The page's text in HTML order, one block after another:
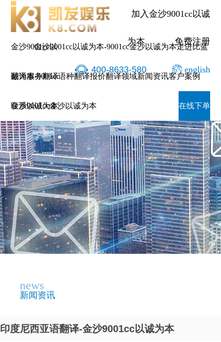
加入金沙9001cc以诚
为本 免费注册
400-8633-580 english
金沙9001cc以
诚为本-9001cc
金沙以诚为本
金沙9001cc以诚为本-9001cc金沙以诚为本走进比蓝
翻译服务翻译语种翻译报价翻译领域新闻资讯客户案例
联系9001cc金沙以诚为本 在线下单
news
新闻资讯
印度尼西亚语翻译-金沙9001cc以诚为本